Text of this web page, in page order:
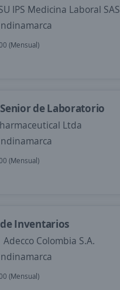
IPS Medicina Laboral SAS
(Mensual)
de Laboratorio
Ltda
(Mensual)
Inventarios
Adecco Colombia S.A.
(Mensual)